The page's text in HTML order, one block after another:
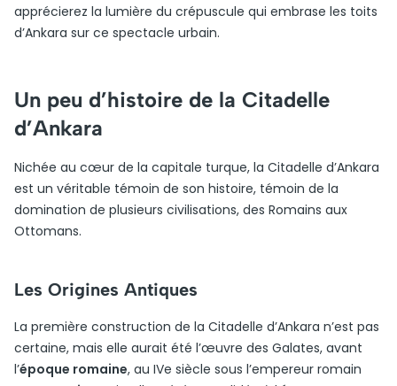
apprécierez la lumière du crépuscule qui embrase les toits
d’Ankara sur ce spectacle urbain.
Un peu d’histoire de la Citadelle
d’Ankara
Nichée au cœur de la capitale turque, la Citadelle d’Ankara
est un véritable témoin de son histoire, témoin de la
domination de plusieurs civilisations, des Romains aux
Ottomans.
Les Origines Antiques
La première construction de la Citadelle d’Ankara n’est pas
certaine, mais elle aurait été l’œuvre des Galates, avant
l’époque romaine, au IVe siècle sous l’empereur romain